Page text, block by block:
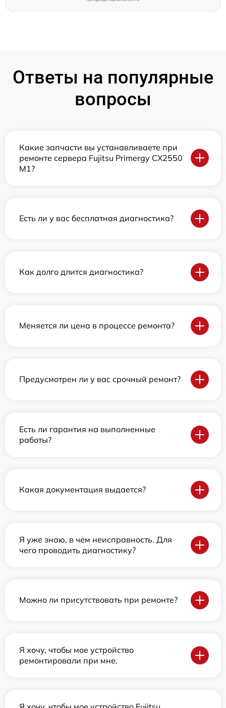
Ответы на популярные
вопросы
Какие запчасти вы устанавливаете при
ремонте сервера Fujitsu Primergy CX2550
M1?
Есть ли у вас бесплатная диагностика?
Как долго длится диагностика?
Меняется ли цена в процессе ремонта?
Предусмотрен ли у вас срочный ремонт?
Есть ли гарантия на выполненные
работы?
Какая документация выдается?
Я уже знаю, в чем неисправность. Для
чего проводить диагностику?
Можно ли присутствовать при ремонте?
Я хочу, чтобы мое устройство
ремонтировали при мне.